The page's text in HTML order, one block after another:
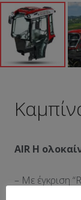
AIR Η
– Με έγκριση